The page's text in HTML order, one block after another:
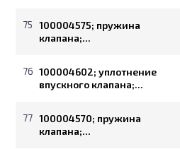
75
100004575; пружина
клапана;...
76 100004602; уплотнение
впускного клапана;...
77 100004570; пружина
клапана;...